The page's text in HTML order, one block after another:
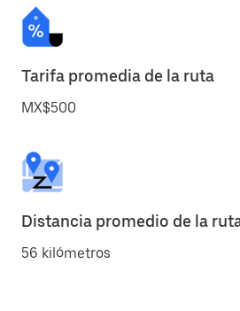
Tarifa promedia de la ruta
MX$500
Distancia promedio de la
56 kilómetros